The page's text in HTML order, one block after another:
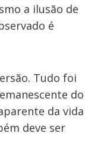
a ilusão de
é
Tudo foi
do
da vida
deve ser